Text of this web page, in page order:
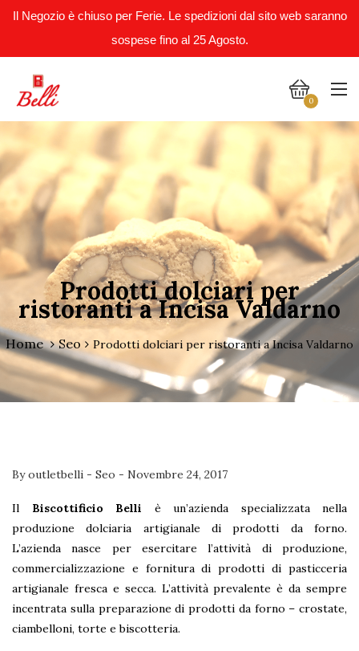
Il Negozio è chiuso per Ferie. Le spedizioni dal sito web saranno
sospese fino al 25 Agosto.
0
Prodotti dolciari per
ristoranti a Incisa Valdarno
Home Seo Prodotti dolciari per ristoranti a Incisa Valdarno
Byoutletbelli - Seo - Novembre 24, 2017
Il Biscottificio Belli è un’azienda specializzata nella
produzione dolciaria artigianale di prodotti da forno.
L’azienda nasce per esercitare l’attività di produzione,
commercializzazione e fornitura di prodotti di pasticceria
artigianale fresca e secca. L’attività prevalente è da sempre
incentrata sulla preparazione di prodotti da forno – crostate,
ciambelloni, torte e biscotteria.